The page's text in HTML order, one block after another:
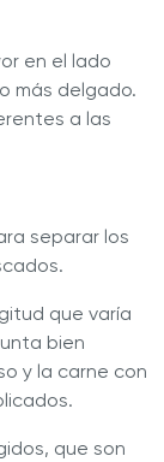
en el lado
más delgado.
a las
separar los
que varía
bien
y la carne con
que son